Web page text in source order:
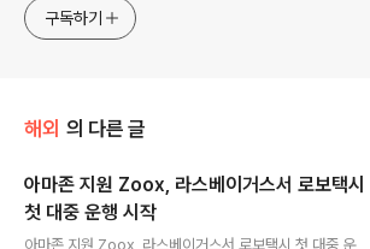
구독하기
해외 의 다른 글
아마존 지원 Zoox, 라스베이거스서 로보택시
첫 대중 운행 시작
아마존 지원 Zoox, 라스베이거스서 로보택시 첫 대중 운